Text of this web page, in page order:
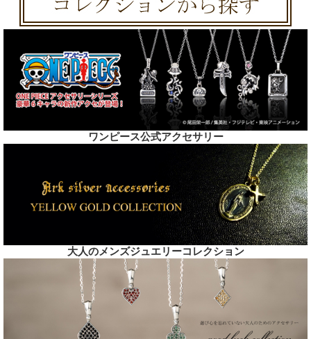
ワンピース公式アクセサリー
大人のメンズジュエリーコレクション